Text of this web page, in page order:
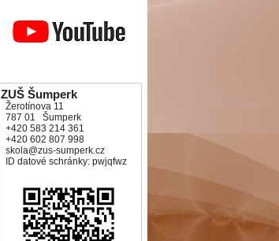
ZUŠ Šumperk
Žerotínova 11
787 01 Šumperk
+420 583 214 361
+420 602 807 998
skola@zus-sumperk.cz
ID datové schránky: pwjqfwz